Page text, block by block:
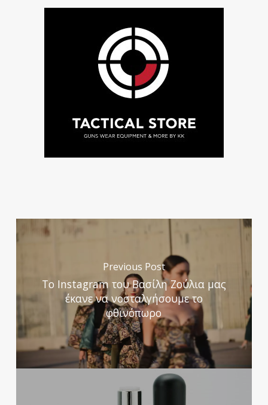
Previous Post
To Instagram του Βασίλη Ζούλια μας
έκανε να νοσταλγήσουμε το
φθινόπωρο